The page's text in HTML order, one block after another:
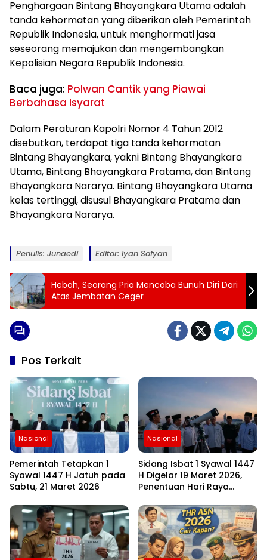
Penghargaan Bintang Bhayangkara Utama adalah
tanda kehormatan yang diberikan oleh Pemerintah
Republik Indonesia, untuk menghormati jasa
seseorang memajukan dan mengembangkan
Kepolisian Negara Republik Indonesia.
Baca juga: Polwan Cantik yang Piawai
Berbahasa Isyarat
Dalam Peraturan Kapolri Nomor 4 Tahun 2012
disebutkan, terdapat tiga tanda kehormatan
Bintang Bhayangkara, yakni Bintang Bhayangkara
Utama, Bintang Bhayangkara Pratama, dan Bintang
Bhayangkara Nararya. Bintang Bhayangkara Utama
kelas tertinggi, disusul Bhayangkara Pratama dan
Bhayangkara Nararya.
Penulis: Junaedi Editor: Iyan Sofyan
Heboh, Seorang Pria Mencoba Bunuh Diri Dari
Atas Jembatan Ceger
Pos Terkait
Nasional
Pemerintah Tetapkan 1
Syawal 1447 H Jatuh pada
Sabtu, 21 Maret 2026
Nasional
Sidang Isbat 1 Syawal 1447
H Digelar 19 Maret 2026,
Penentuan Hari Raya
Rukyat Hilal